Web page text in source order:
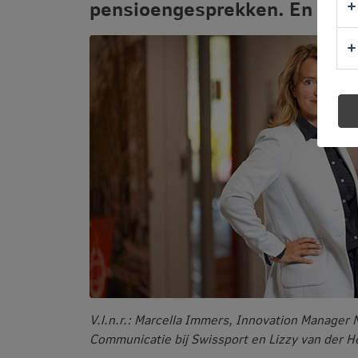
pensioengesprekken. En die
V.l.n.r.: Marcella Immers, Innovation Manager
Communicatie bij Swissport en Lizzy van der